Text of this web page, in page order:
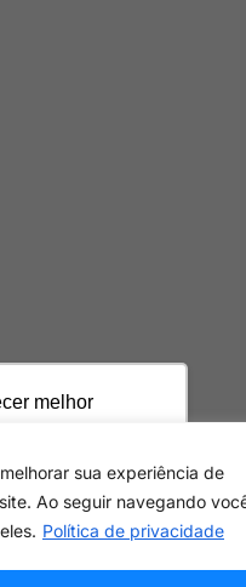
melhor
este site, você
Saiba mais
sua experiência de
Ao seguir navegando
Política de privacidade